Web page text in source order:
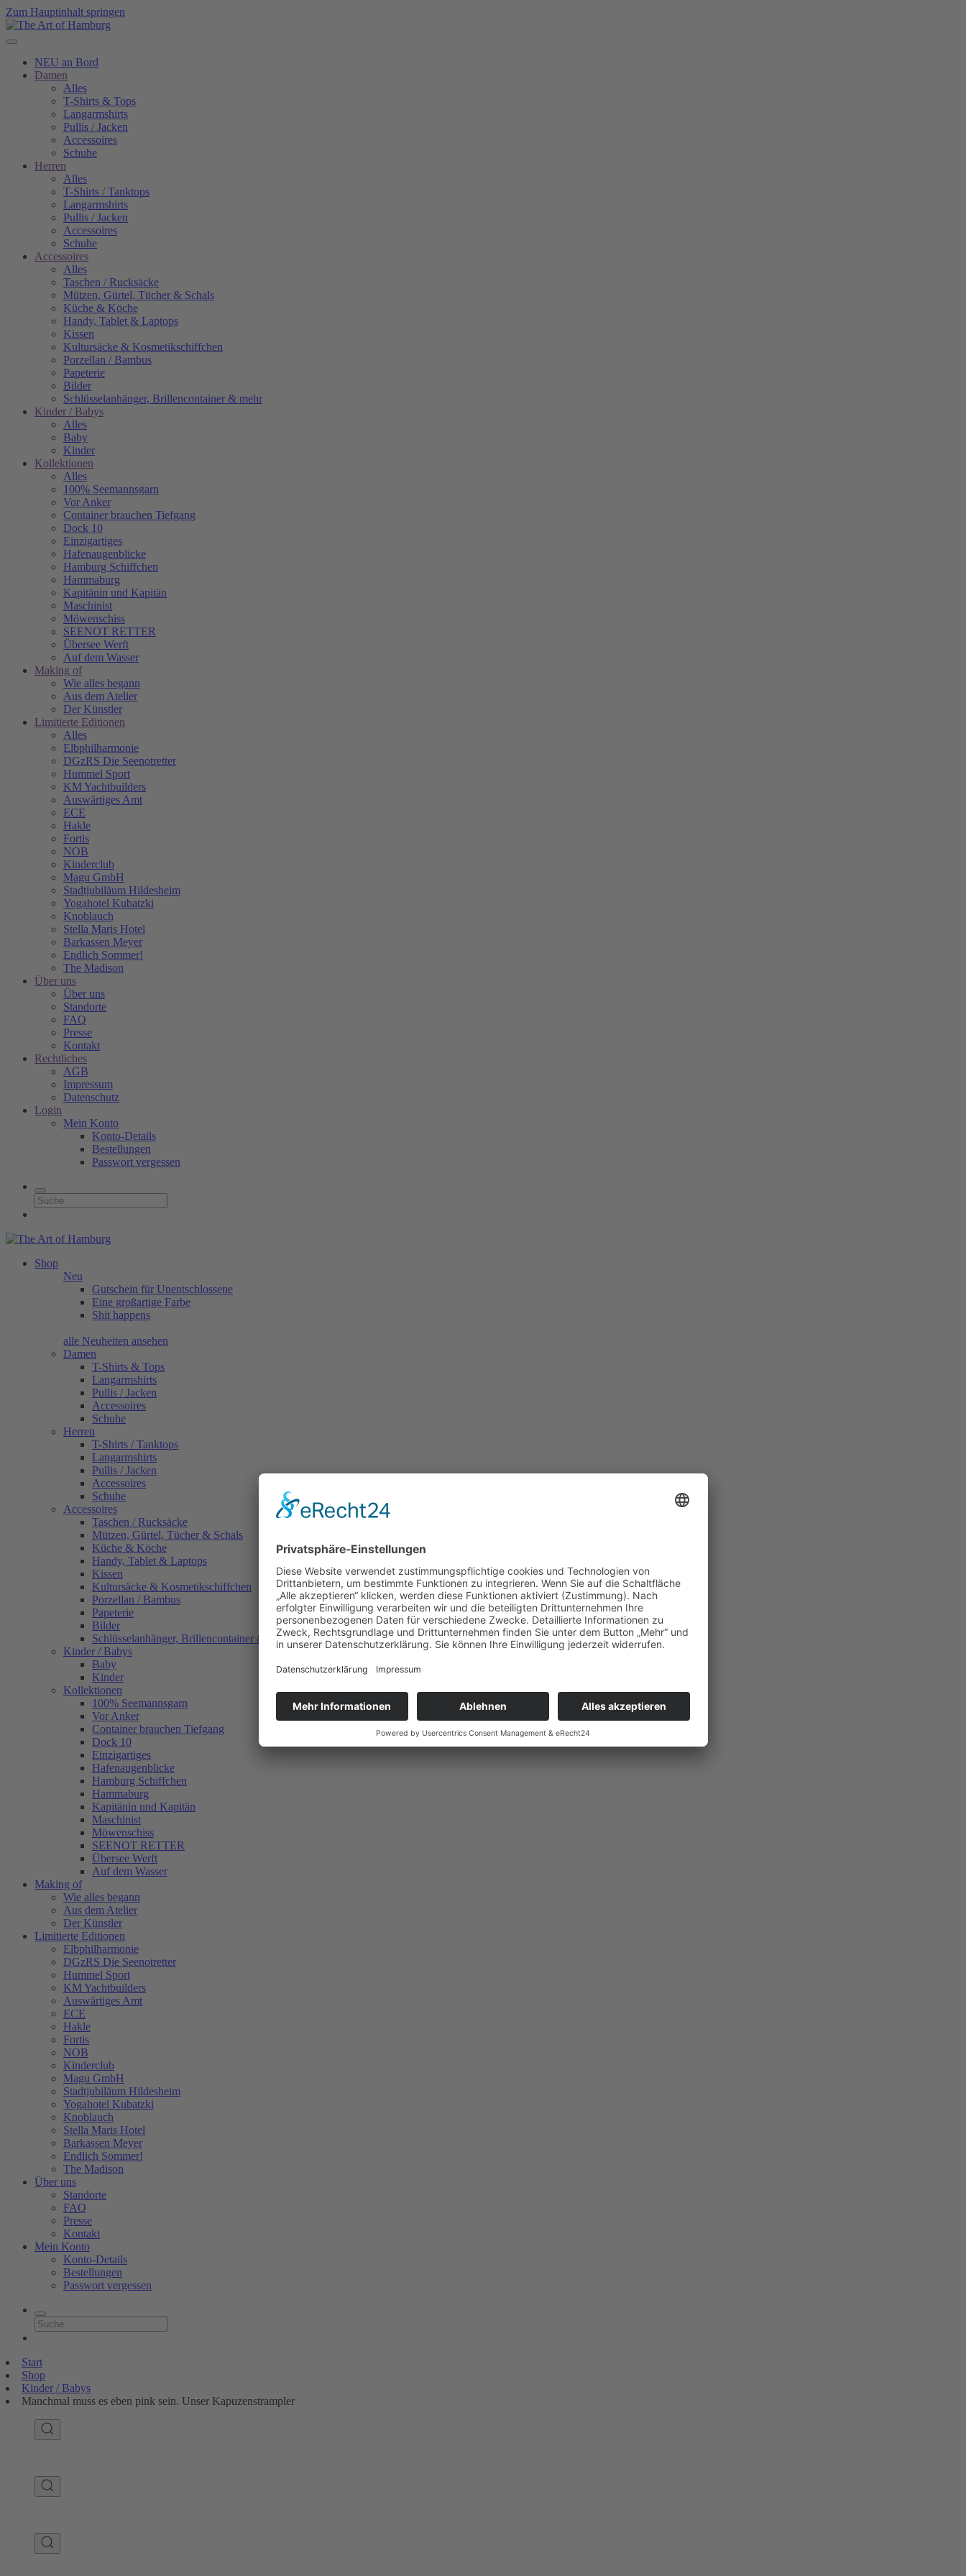
Zum Hauptinhalt springen
NEU an Bord
Damen
Alles
T-Shirts & Tops
Langarmshirts
Pullis / Jacken
Accessoires
Schuhe
Herren
Alles
T-Shirts / Tanktops
Langarmshirts
Pullis / Jacken
Accessoires
Schuhe
Accessoires
Alles
Taschen / Rucksäcke
Mützen, Gürtel, Tücher & Schals
Küche & Köche
Handy, Tablet & Laptops
Kissen
Kultursäcke & Kosmetikschiffchen
Porzellan / Bambus
Papeterie
Bilder
Schlüsselanhänger, Brillencontainer & mehr
Kinder / Babys
Alles
Baby
Kinder
Kollektionen
Alles
100% Seemannsgarn
Vor Anker
Container brauchen Tiefgang
Dock 10
Einzigartiges
Hafenaugen­blicke
Hamburg Schiffchen
Hammaburg
Kapitänin und Kapitän
Maschinist
Möwenschiss
SEENOT RETTER
Übersee Werft
Auf dem Wasser
Making of
Wie alles begann
Aus dem Atelier
Der Künstler
Limitierte Editionen
Alles
Elbphilharmonie
DGzRS Die Seenotretter
Hummel Sport
KM Yachtbuilders
Auswärtiges Amt
ECE
Hakle
Fortis
NOB
Kinderclub
Magu GmbH
Stadtjubiläum Hildesheim
Yogahotel Kubatzki
Knoblauch
Stella Maris Hotel
Barkassen Meyer
Endlich Sommer!
The Madison
Über uns
Über uns
Standorte
FAQ
Presse
Kontakt
Rechtliches
AGB
Impressum
Datenschutz
Login
Mein Konto
Konto-Details
Bestellungen
Passwort vergessen
Shop
Neu
Gutschein für Unentschlossene
Eine großartige Farbe
Shit happens
alle Neuheiten ansehen
Damen
T-Shirts & Tops
Langarmshirts
Pullis / Jacken
Accessoires
Schuhe
Herren
T-Shirts / Tanktops
Langarmshirts
Pullis / Jacken
Accessoires
Schuhe
Accessoires
Taschen / Rucksäcke
Mützen, Gürtel, Tücher & Schals
Küche & Köche
Handy, Tablet & Laptops
Kissen
Kultursäcke & Kosmetikschiffchen
Porzellan / Bambus
Papeterie
Bilder
Schlüsselanhänger, Brillencontainer & mehr
Kinder / Babys
Baby
Kinder
Kollektionen
100% Seemannsgarn
Vor Anker
Container brauchen Tiefgang
Dock 10
Einzigartiges
Hafenaugen­blicke
Hamburg Schiffchen
Hammaburg
Kapitänin und Kapitän
Maschinist
Möwenschiss
SEENOT RETTER
Übersee Werft
Auf dem Wasser
Making of
Wie alles begann
Aus dem Atelier
Der Künstler
Limitierte Editionen
Elbphilharmonie
DGzRS Die Seenotretter
Hummel Sport
KM Yachtbuilders
Auswärtiges Amt
ECE
Hakle
Fortis
NOB
Kinderclub
Magu GmbH
Stadtjubiläum Hildesheim
Yogahotel Kubatzki
Knoblauch
Stella Maris Hotel
Barkassen Meyer
Endlich Sommer!
The Madison
Über uns
Standorte
FAQ
Presse
Kontakt
Mein Konto
Konto-Details
Bestellungen
Passwort vergessen
Start
Shop
Kinder / Babys
Manchmal muss es eben pink sein. Unser Kapuzenstrampler